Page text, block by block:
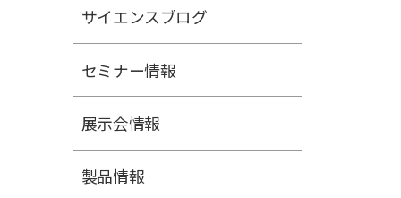
サイエンスブログ
セミナー情報
展⽰会情報
製品情報